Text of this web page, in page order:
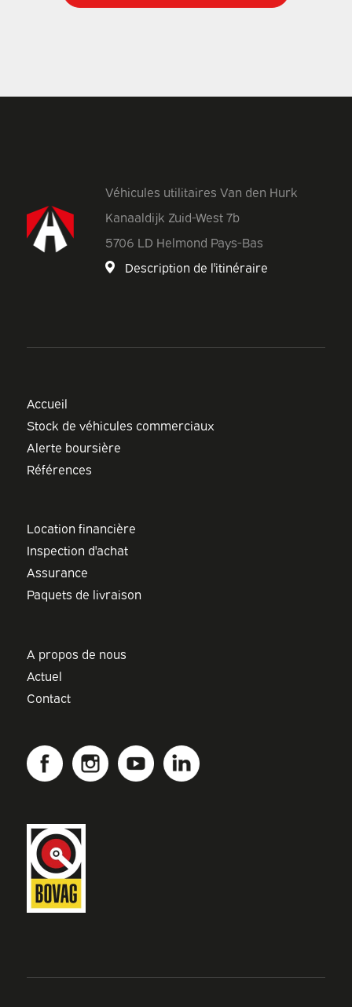
Véhicules utilitaires Van den Hurk
Kanaaldijk Zuid-West 7b
5706 LD Helmond Pays-Bas
Description de l'itinéraire
Accueil
Stock de véhicules commerciaux
Alerte boursière
Références
Location financière
Inspection d'achat
Assurance
Paquets de livraison
A propos de nous
Actuel
Contact